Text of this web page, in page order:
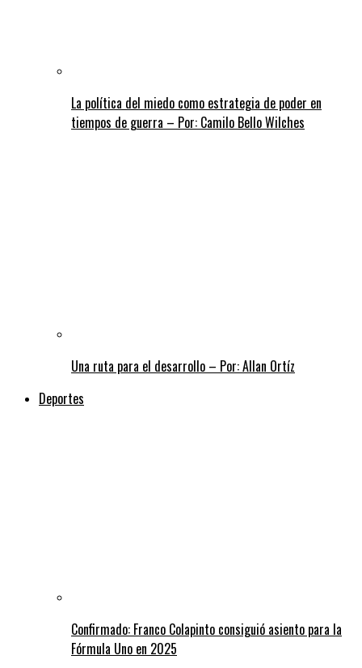
La política del miedo como estrategia de poder en
tiempos de guerra – Por: Camilo Bello Wilches
Una ruta para el desarrollo – Por: Allan Ortíz
Deportes
Confirmado: Franco Colapinto consiguió asiento para la
Fórmula Uno en 2025